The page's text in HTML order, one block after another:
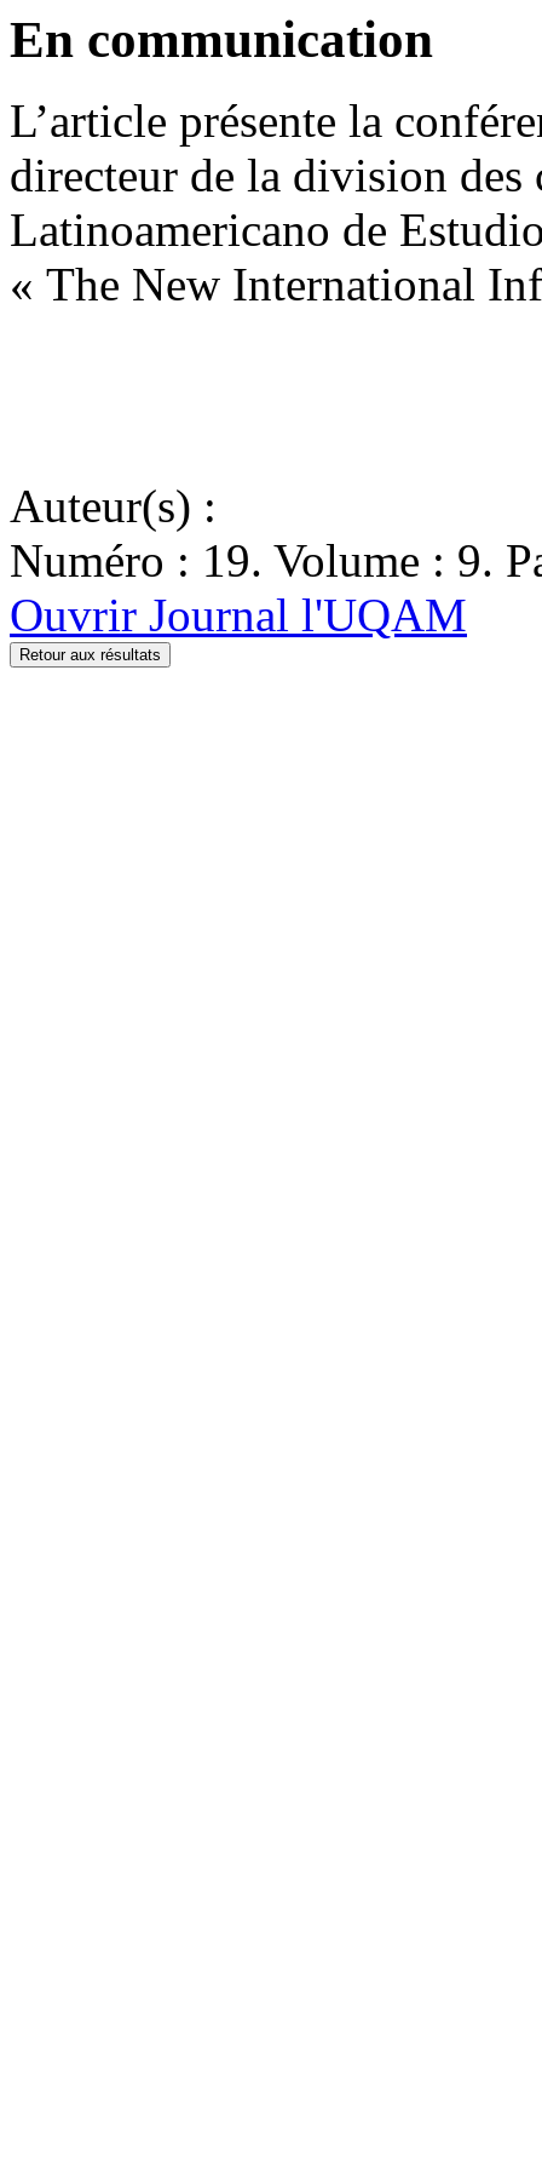
En communication
L’article présente la
directeur de la division
Latinoamericano de
« The New International
Auteur(s) :
Numéro : 19. Volume : 9.
Ouvrir Journal l'UQAM
Retour aux résultats